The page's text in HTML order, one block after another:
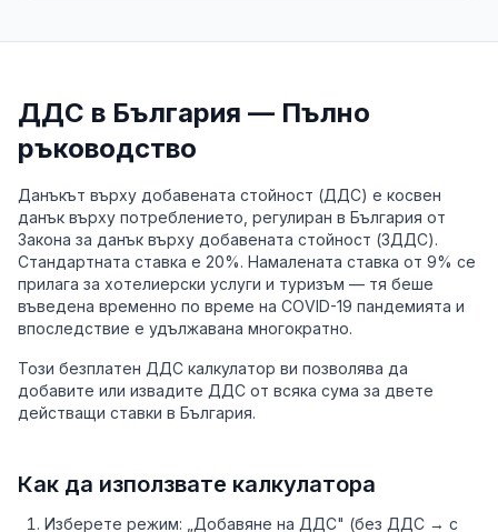
ДДС в България — Пълно
ръководство
Данъкът върху добавената стойност (ДДС) е косвен
данък върху потреблението, регулиран в България от
Закона за данък върху добавената стойност (ЗДДС).
Стандартната ставка е 20%. Намалената ставка от 9% се
прилага за хотелиерски услуги и туризъм — тя беше
въведена временно по време на COVID-19 пандемията и
впоследствие е удължавана многократно.
Този безплатен ДДС калкулатор ви позволява да
добавите или извадите ДДС от всяка сума за двете
действащи ставки в България.
Как да използвате калкулатора
Изберете режим: „Добавяне на ДДС" (без ДДС → с